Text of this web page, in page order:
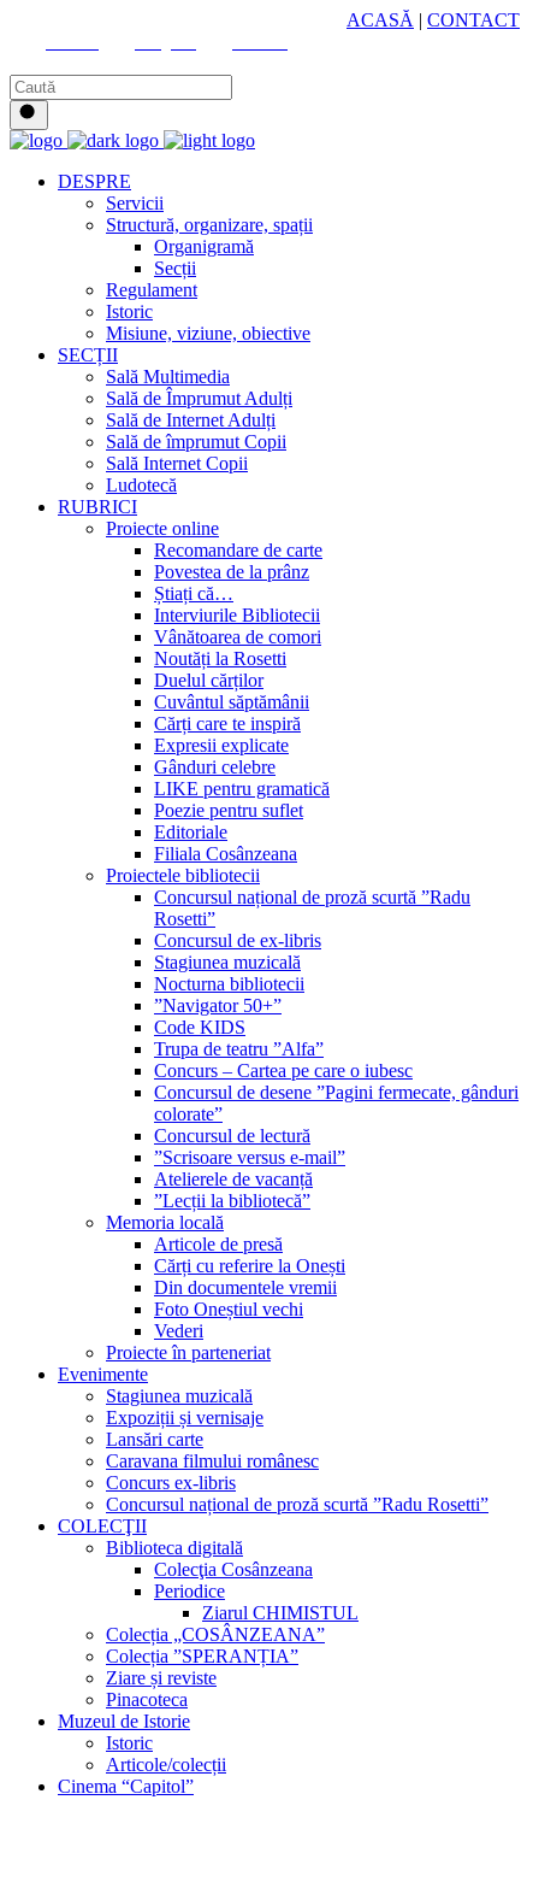
ACASĂ | CONTACT
DESPRE
Servicii
Structură, organizare, spații
Organigramă
Secții
Regulament
Istoric
Misiune, viziune, obiective
SECȚII
Sală Multimedia
Sală de Împrumut Adulți
Sală de Internet Adulți
Sală de împrumut Copii
Sală Internet Copii
Ludotecă
RUBRICI
Proiecte online
Recomandare de carte
Povestea de la prânz
Știați că…
Interviurile Bibliotecii
Vânătoarea de comori
Noutăți la Rosetti
Duelul cărților
Cuvântul săptămânii
Cărți care te inspiră
Expresii explicate
Gânduri celebre
LIKE pentru gramatică
Poezie pentru suflet
Editoriale
Filiala Cosânzeana
Proiectele bibliotecii
Concursul național de proză scurtă ”Radu
Rosetti”
Concursul de ex-libris
Stagiunea muzicală
Nocturna bibliotecii
”Navigator 50+”
Code KIDS
Trupa de teatru ”Alfa”
Concurs – Cartea pe care o iubesc
Concursul de desene ”Pagini fermecate, gânduri
colorate”
Concursul de lectură
”Scrisoare versus e-mail”
Atelierele de vacanță
”Lecții la bibliotecă”
Memoria locală
Articole de presă
Cărți cu referire la Onești
Din documentele vremii
Foto Oneștiul vechi
Vederi
Proiecte în parteneriat
Evenimente
Stagiunea muzicală
Expoziții și vernisaje
Lansări carte
Caravana filmului românesc
Concurs ex-libris
Concursul național de proză scurtă ”Radu Rosetti”
COLECŢII
Biblioteca digitală
Colecţia Cosânzeana
Periodice
Ziarul CHIMISTUL
Colecția „COSÂNZEANA”
Colecția ”SPERANȚIA”
Ziare și reviste
Pinacoteca
Muzeul de Istorie
Istoric
Articole/colecții
Cinema “Capitol”